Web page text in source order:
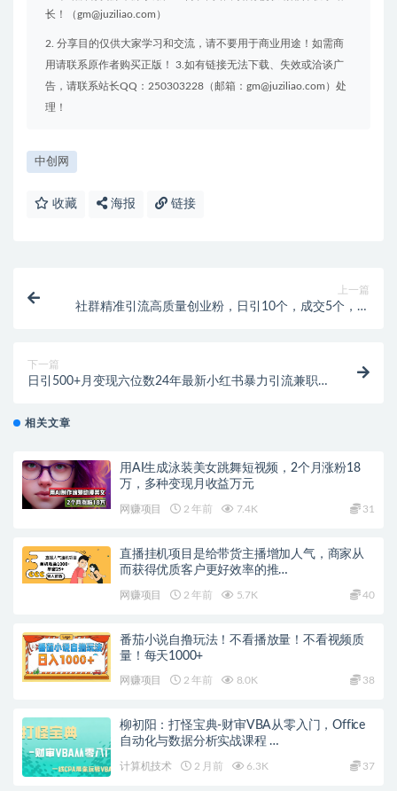
长！（gm@juziliao.com）
2. 分享目的仅供大家学习和交流，请不要用于商业用途！如需商
用请联系原作者购买正版！ 3.如有链接无法下载、失效或洽谈广
告，请联系站长QQ：250303228（邮箱：gm@juziliao.com）处
理！
中创网
收藏 海报 链接
上一篇
社群精准引流高质量创业粉，日引10个，成交5个，变
下一篇
日引500+月变现六位数24年最新小红书暴力引流兼职
相关文章
用AI生成泳装美女跳舞短视频，2个月涨粉18
万，多种变现月收益万元
网赚项目 2 年前 7.4K 31
直播挂机项目是给带货主播增加人气，商家从
而获得优质客户更好效率的推…
网赚项目 2 年前 5.7K 40
番茄小说自撸玩法！不看播放量！不看视频质
量！每天1000+
网赚项目 2 年前 8.0K 38
柳初阳：打怪宝典-财审VBA从零入门，Office
自动化与数据分析实战课程 …
计算机技术 2 月前 6.3K 37